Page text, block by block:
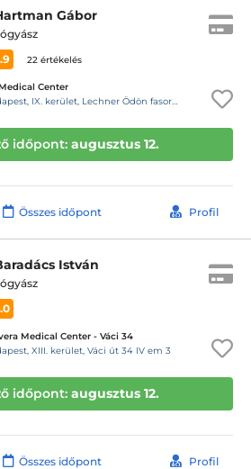
Gábor
22 értékelés
Center
IX. kerület, Lechner Ödön fasor 5.
időpont: augusztus 12.
Összes időpont Profil
István
Medical Center - Váci 34
XIII. kerület, Váci út 34 IV em 3
időpont: augusztus 12.
Összes időpont Profil